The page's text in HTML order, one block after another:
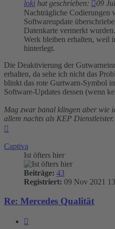
loki hat geschrieben:
09
Nachträgliche Codierungen
Softwareupdate
Datenkarte vermerkt
Werk bleiben erhalten, weil
hinterlegt.
Die Deaktivierung der
erhalten, da sehe ich nicht das
blinkt das rote Gurtwarn-Symbol
Software-Updates dessen (wenn
Mag zwar banal klingen aber wie
allem nachts als KEP Dienstleister.
Captiva
Ist öfters hier
Beiträge: 43
Registriert: 09 Nov 2021
Re: Mercedes Qualität